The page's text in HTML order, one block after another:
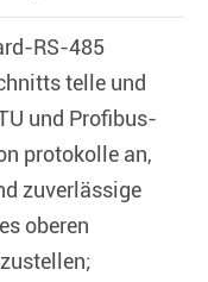
RS-485
telle und
und Profibus-
protokolle an,
zuverlässige
oberen